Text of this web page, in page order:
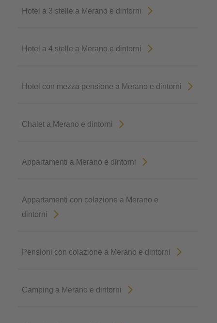
Hotel a 3 stelle a Merano e dintorni
Hotel a 4 stelle a Merano e dintorni
Hotel con mezza pensione a Merano e dintorni
Chalet a Merano e dintorni
Appartamenti a Merano e dintorni
Appartamenti con colazione a Merano e
dintorni
Pensioni con colazione a Merano e dintorni
Camping a Merano e dintorni